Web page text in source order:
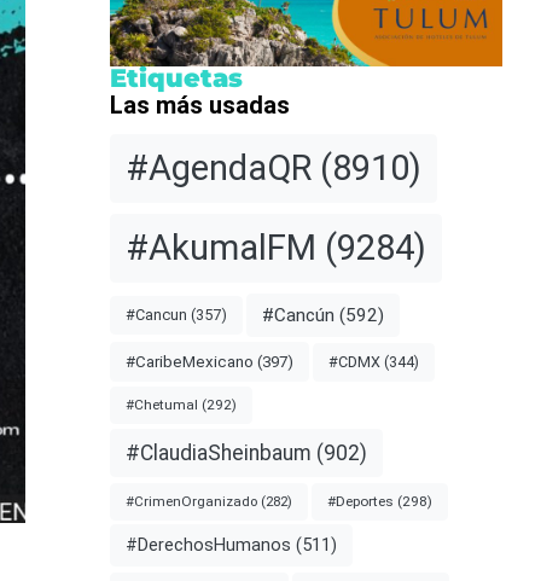
Etiquetas
Las más usadas
#AgendaQR(8910)
#AkumalFM (9284)
#Cancun (357) #Cancún (592)
#CaribeMexicano (397) #CDMX(344)
#Chetumal (292)
#ClaudiaSheinbaum (902)
#CrimenOrganizado(282) #Deportes (298)
#DerechosHumanos (511)